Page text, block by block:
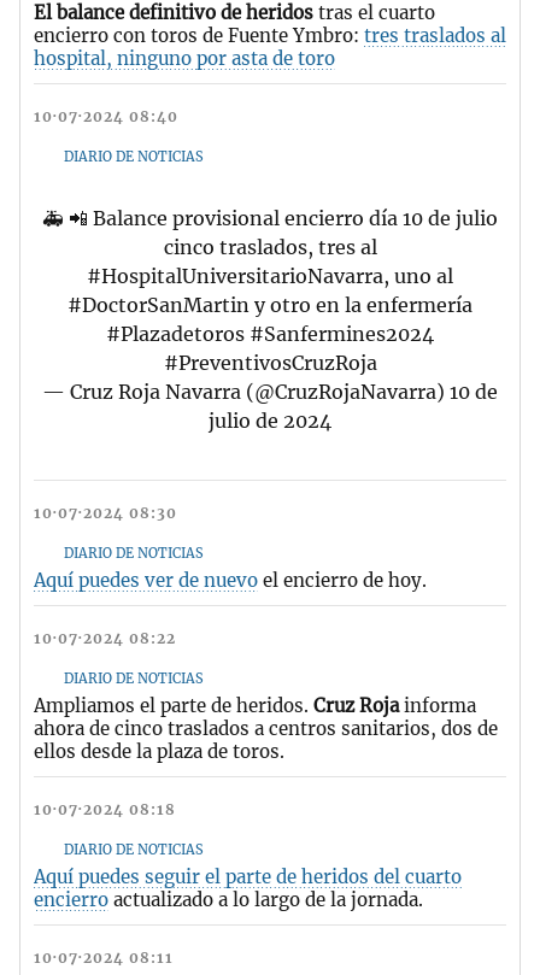
El balance definitivo de heridos tras el cuarto
encierro con toros de Fuente Ymbro: tres traslados al
hospital, ninguno por asta de toro
10·07·2024 08:40
DIARIO DE NOTICIAS
🚑 📲 Balance provisional encierro día 10 de julio
cinco traslados, tres al
#HospitalUniversitarioNavarra, uno al
#DoctorSanMartin y otro en la enfermería
#Plazadetoros #Sanfermines2024
#PreventivosCruzRoja
— Cruz Roja Navarra (@CruzRojaNavarra) 10 de
julio de 2024
10·07·2024 08:30
DIARIO DE NOTICIAS
Aquí puedes ver de nuevo el encierro de hoy.
10·07·2024 08:22
DIARIO DE NOTICIAS
Ampliamos el parte de heridos. Cruz Rojainforma
ahora de cinco traslados a centros sanitarios, dos de
ellos desde la plaza de toros.
10·07·2024 08:18
DIARIO DE NOTICIAS
Aquí puedes seguir el parte de heridos del cuarto
encierro actualizado a lo largo de la jornada.
10·07·2024 08:11